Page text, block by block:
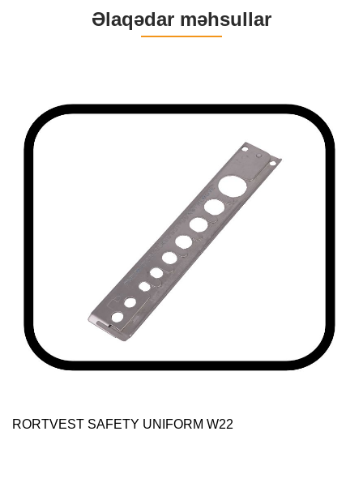
Əlaqədar məhsullar
RORTVEST SAFETY UNIFORM W22